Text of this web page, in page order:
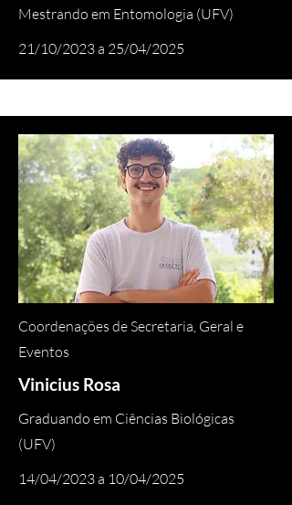
Mestrando em Entomologia (UFV)
21/10/2023 a 25/04/2025
Coordenações de Secretaria, Geral e
Eventos
Vinicius Rosa
Graduando em Ciências Biológicas
(UFV)
14/04/2023 a 10/04/2025